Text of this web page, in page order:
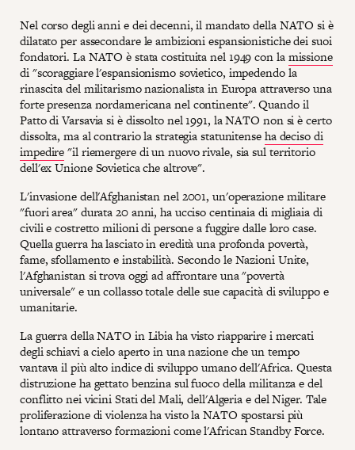
Nel corso degli anni e dei decenni, il mandato della NATO si è
dilatato per assecondare le ambizioni espansionistiche dei suoi
fondatori. La NATO è stata costituita nel 1949 con lamissione
di "scoraggiare l'espansionismo sovietico, impedendo la
rinascita del militarismo nazionalista in Europa attraverso una
forte presenza nordamericana nel continente". Quando il
Patto di Varsavia si è dissolto nel 1991, la NATO non si è certo
dissolta, ma al contrario la strategia statunitenseha deciso di
impedire"il riemergere di un nuovo rivale, sia sul territorio
dell'ex Unione Sovietica che altrove".
L'invasione dell'Afghanistan nel 2001, un'operazione militare
"fuori area" durata 20 anni, ha ucciso centinaia di migliaia di
civili e costretto milioni di persone a fuggire dalle loro case.
Quella guerra ha lasciato in eredità una profonda povertà,
fame, sfollamento e instabilità. Secondo le Nazioni Unite,
l'Afghanistan si trova oggi ad affrontare una "povertà
universale" e un collasso totale delle sue capacità di sviluppo e
umanitarie.
La guerra della NATO in Libia ha visto riapparire i mercati
degli schiavi a cielo aperto in una nazione che un tempo
vantava il più alto indice di sviluppo umano dell'Africa. Questa
distruzione ha gettato benzina sul fuoco della militanza e del
conflitto nei vicini Stati del Mali, dell'Algeria e del Niger. Tale
proliferazione di violenza ha visto la NATO spostarsi più
lontano attraverso formazioni come l'African Standby Force.